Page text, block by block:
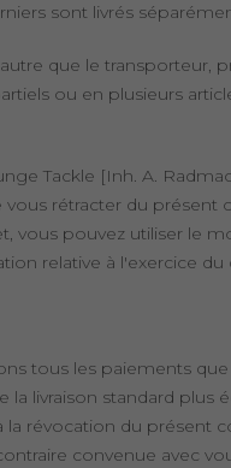
sont livrés
que le
ou en plusieurs
Tackle [Inh. A.
rétracter du
vous pouvez utiliser le
relative à l'exercice
tous les paiements
livraison standard
révocation du
convenue avec